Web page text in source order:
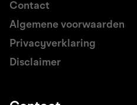
Contact
Algemene voorwaarden
Privacyverklaring
Disclaimer